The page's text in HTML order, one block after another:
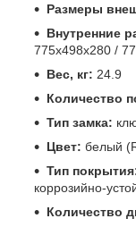
Размеры
Внутренние
775x498x280 /
Вес, кг: 24.9
Количество
Тип замка:
Цвет: белый
Тип
коррозийно-
Количество